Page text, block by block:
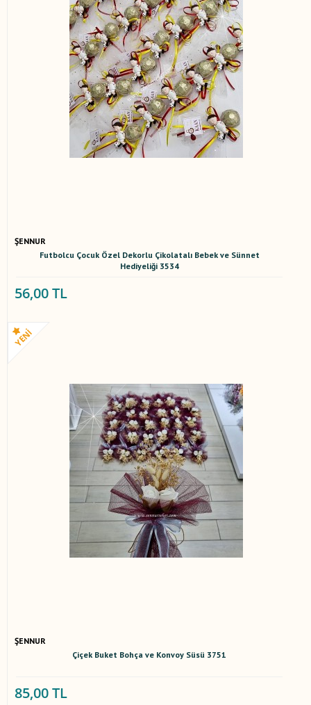
ŞENNUR
Futbolcu Çocuk Özel Dekorlu Çikolatalı Bebek ve Sünnet
Hediyeliği 3534
56,00 TL
ŞENNUR
Çiçek Buket Bohça ve Konvoy Süsü 3751
85,00 TL